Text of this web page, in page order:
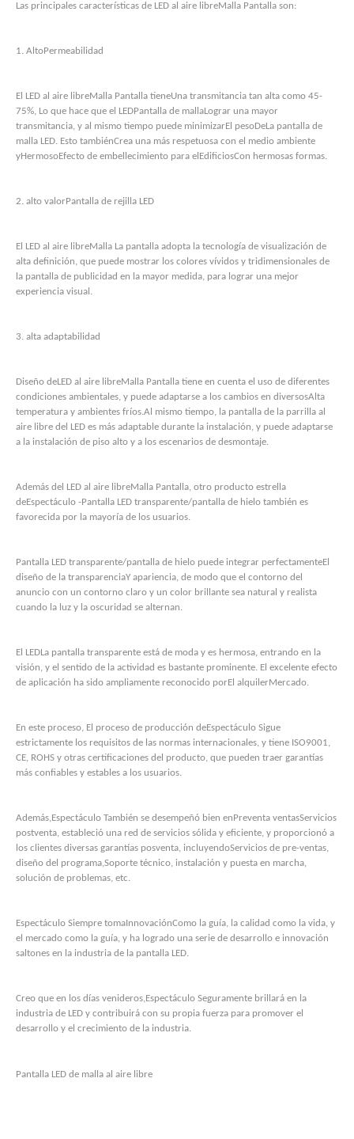
Las principales características de LED al aire libreMalla Pantalla son:
1. AltoPermeabilidad
El LED al aire libreMalla Pantalla tieneUna transmitancia tan alta como 45-
75%, Lo que hace que el LEDPantalla de mallaLograr una mayor
transmitancia, y al mismo tiempo puede minimizar El pesoDeLa pantalla de
malla LED. Esto tambiénCrea una más respetuosa con el medio ambiente
yHermosoEfecto de embellecimiento para el EdificiosCon hermosas formas.
2. alto valor Pantalla de rejilla LED
El LED al aire libreMalla La pantalla adopta la tecnología de visualización de
alta definición, que puede mostrar los colores vívidos y tridimensionales de
la pantalla de publicidad en la mayor medida, para lograr una mejor
experiencia visual.
3. alta adaptabilidad
Diseño deLED al aire libreMalla Pantalla tiene en cuenta el uso de diferentes
condiciones ambientales, y puede adaptarse a los cambios en diversosAlta
temperatura y ambientes fríos.Al mismo tiempo, la pantalla de la parrilla al
aire libre del LED es más adaptable durante la instalación, y puede adaptarse
a la instalación de piso alto y a los escenarios de desmontaje.
Además del LED al aire libreMalla Pantalla, otro producto estrella
deEspectáculo -Pantalla LED transparente/pantalla de hielo también es
favorecida por la mayoría de los usuarios.
Pantalla LED transparente/pantalla de hielo puede integrar perfectamenteEl
diseño de la transparenciaY apariencia, de modo que el contorno del
anuncio con un contorno claro y un color brillante sea natural y realista
cuando la luz y la oscuridad se alternan.
El LEDLa pantalla transparente está de moda y es hermosa, entrando en la
visión, y el sentido de la actividad es bastante prominente. El excelente efecto
de aplicación ha sido ampliamente reconocido por El alquiler Mercado.
En este proceso, El proceso de producción deEspectáculo Sigue
estrictamente los requisitos de las normas internacionales, y tiene ISO9001,
CE, ROHS y otras certificaciones del producto, que pueden traer garantías
más confiables y estables a los usuarios.
Además,Espectáculo También se desempeñó bien en Preventa ventasServicios
postventa, estableció una red de servicios sólida y eficiente, y proporcionó a
los clientes diversas garantías posventa, incluyendoServicios de pre-ventas,
diseño del programa,Soporte técnico, instalación y puesta en marcha,
solución de problemas, etc.
Espectáculo Siempre toma InnovaciónComo la guía, la calidad como la vida, y
el mercado como la guía, y ha logrado una serie de desarrollo e innovación
saltones en la industria de la pantalla LED.
Creo que en los días venideros,Espectáculo Seguramente brillará en la
industria de LED y contribuirá con su propia fuerza para promover el
desarrollo y el crecimiento de la industria.
Pantalla LED de malla al aire libre